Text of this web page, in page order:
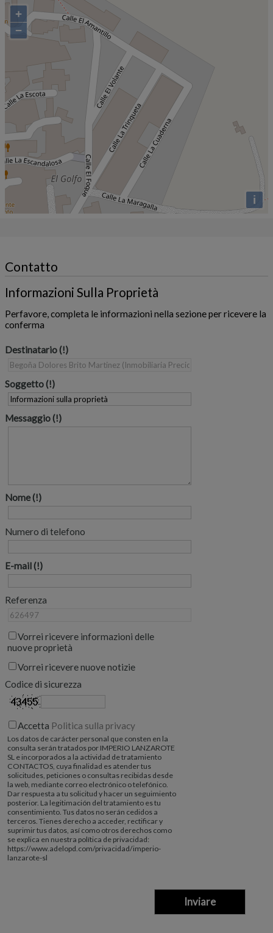
+
−
i
Contatto
Informazioni Sulla Proprietà
Perfavore, completa le informazioni nella sezione per ricevere la
conferma
Destinatario
Soggetto
Messaggio
Nome
Numero di telefono
E-mail
Referenza
Vorrei ricevere informazioni delle
nuove proprietà
Vorrei ricevere nuove notizie
Codice di sicurezza
Accetta Politica sulla privacy
Los datos de carácter personal que consten en la
consulta serán tratados por IMPERIO LANZAROTE
SL e incorporados a la actividad de tratamiento
CONTACTOS, cuya finalidad es atender tus
solicitudes, peticiones o consultas recibidas desde
la web, mediante correo electrónico o telefónico.
Dar respuesta a tu solicitud y hacer un seguimiento
posterior. La legitimación del tratamiento es tu
consentimiento. Tus datos no serán cedidos a
terceros. Tienes derecho a acceder, rectificar y
suprimir tus datos, así como otros derechos como
se explica en nuestra política de privacidad:
https://www.adelopd.com/privacidad/imperio-
lanzarote-sl